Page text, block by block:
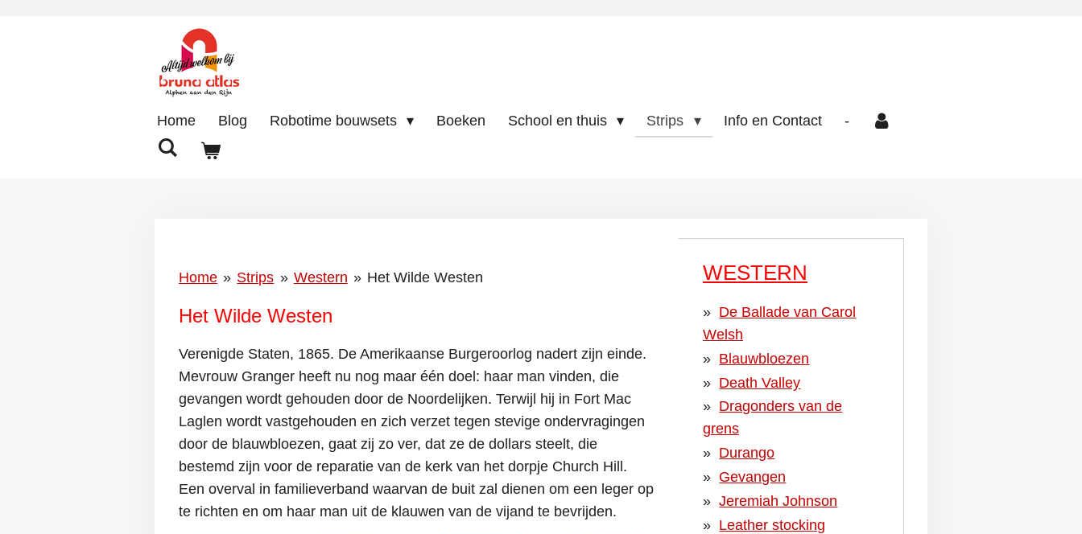
Home Blog Robotime bouwsets Boeken School en thuis Strips Info en Contact -
Home » Strips » Western » Het Wilde Westen
Het Wilde Westen
Verenigde Staten, 1865. De Amerikaanse Burgeroorlog nadert zijn einde.
Mevrouw Granger heeft nu nog maar één doel: haar man vinden, die
gevangen wordt gehouden door de Noordelijken. Terwijl hij in Fort Mac
Laglen wordt vastgehouden en zich verzet tegen stevige ondervragingen
door de blauwbloezen, gaat zij zo ver, dat ze de dollars steelt, die
bestemd zijn voor de reparatie van de kerk van het dorpje Church Hill.
Een overval in familieverband waarvan de buit zal dienen om een leger op
te richten en om haar man uit de klauwen van de vijand te bevrijden.
WESTERN
De Ballade van Carol
Welsh
Blauwbloezen
Death Valley
Dragonders van de
grens
Durango
Gevangen
Jeremiah Johnson
Leather stocking